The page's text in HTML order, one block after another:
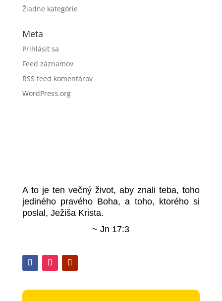
Žiadne kategórie
Meta
Prihlásiť sa
Feed záznamov
RSS feed komentárov
WordPress.org
A to je ten večný život, aby znali teba, toho
jediného pravého Boha, a toho, ktorého si
poslal, Ježiša Krista.
~ Jn 17:3